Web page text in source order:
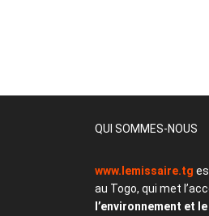
QUI SOMMES-NOUS
www.lemissaire.tg
au Togo, qui met
l’environnement et